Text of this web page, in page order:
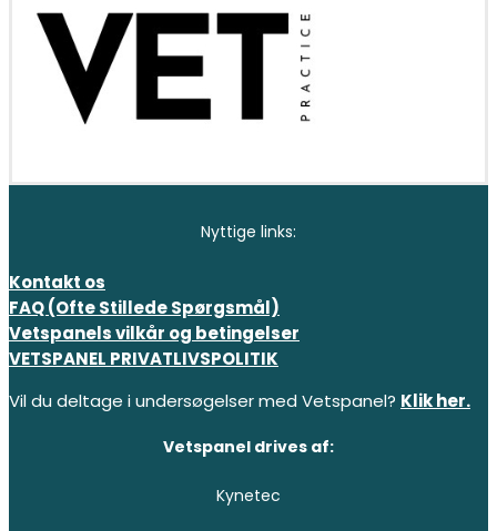
Nyttige links:
Kontakt os
FAQ (Ofte Stillede Spørgsmål)
Vetspanels vilkår og betingelser
VETSPANEL PRIVATLIVSPOLITIK
Vil du deltage i undersøgelser med Vetspanel? Klik her.
Vetspanel drives af:
Kynetec